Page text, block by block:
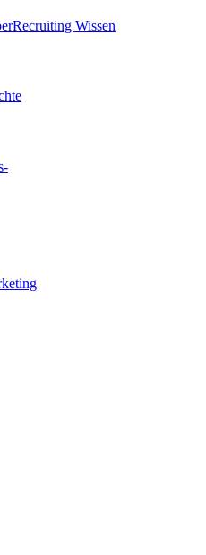
Recruiting Wissen